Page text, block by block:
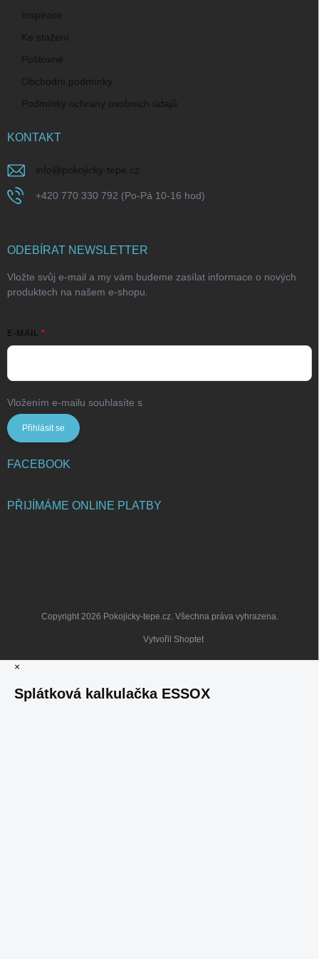
Inspirace
Ke stažení
Poštovné
Obchodní podmínky
Podmínky ochrany osobních údajů
KONTAKT
info @pokojicky-tepe.cz
+420 770 330 792 (Po-Pá 10-16 hod)
ODEBÍRAT NEWSLETTER
Vložte svůj e-mail a my vám budeme zasílat informace o nových
produktech na našem e-shopu.
E-MAIL
Vložením e-mailu souhlasíte s
Přihlásit se
FACEBOOK
PŘIJÍMÁME ONLINE PLATBY
Vytvořil Shoptet
Copyright 2026 Pokojicky-tepe.cz. Všechna práva vyhrazena.
×
Splátková kalkulačka ESSOX